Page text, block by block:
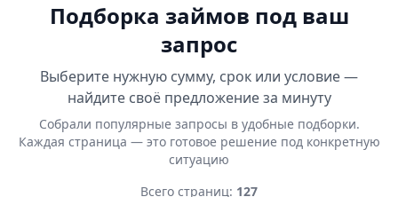
Подборка займов под ваш
запрос
Выберите нужную сумму, срок или условие —
найдите своё предложение за минуту
Собрали популярные запросы в удобные подборки.
Каждая страница — это готовое решение под конкретную
ситуацию
Всего страниц: 127